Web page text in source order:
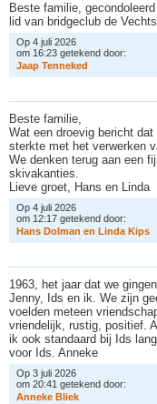
Beste familie,
lid van bridgeclub de
Op 4 juli 2026
om 16:23 getekend door:
Jaap Tenneked
Beste familie,
Wat een droevig bericht
sterkte met het verwerken
We denken terug aan een
skivakanties.
Lieve groet, Hans en Linda
Op 4 juli 2026
om 12:17 getekend door:
Hans Do man en Linda Kips
1963, het jaar dat we
Jenny, Ids en ik. We zijn
voelden meteen
vriendelijk, rustig, positief.
ik ook standaard bij Ids
voor Ids. Anneke
Op 3 juli 2026
om 20:41 getekend door:
Anneke B iek